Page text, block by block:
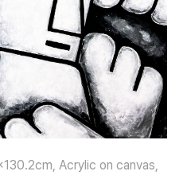
Acrylic on canvas,